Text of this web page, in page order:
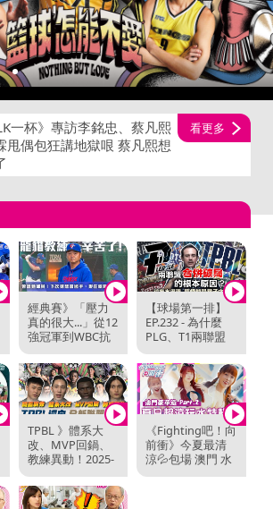
一杯》專訪李銘忠、蔡凡熙
甩偶包狂講地獄哏 蔡凡熙想
看更多
經典賽》「壓力
真的很大...」從12
強冠軍到WBC抗
韓，曾豪駒感性
回顧...
【球場第一排】
EP.232 - 為什麼
PLG、T1兩聯盟
還是合不起來？...
TPBL 》體系大
改、MVP回鍋、
教練異動！2025-
26賽季 各隊面...
《Fighting吧！向
前衝》今夏最清
涼💦包場 澳門 水
上樂園 An...